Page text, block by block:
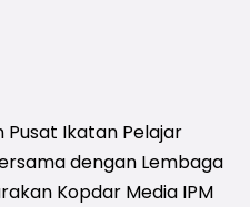
Pusat Ikatan Pelajar
dengan Lembaga
Kopdar Media IPM